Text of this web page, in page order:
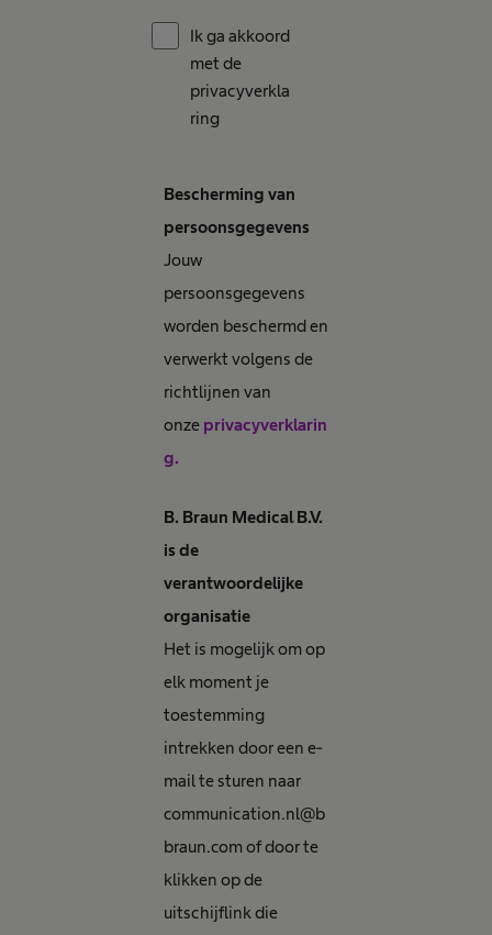
Ik ga akkoord
met de
privacyverkla
ring
Bescherming van
persoonsgegevens
Jouw
persoonsgegevens
worden beschermd en
verwerkt volgens de
richtlijnen van
onze privacyverklarin
g.
B. Braun Medical B.V.
is de
verantwoordelijke
organisatie
Het is mogelijk om op
elk moment je
toestemming
intrekken door een e-
mail te sturen naar
communication.nl@b
braun.com of door te
klikken op de
uitschijflink die